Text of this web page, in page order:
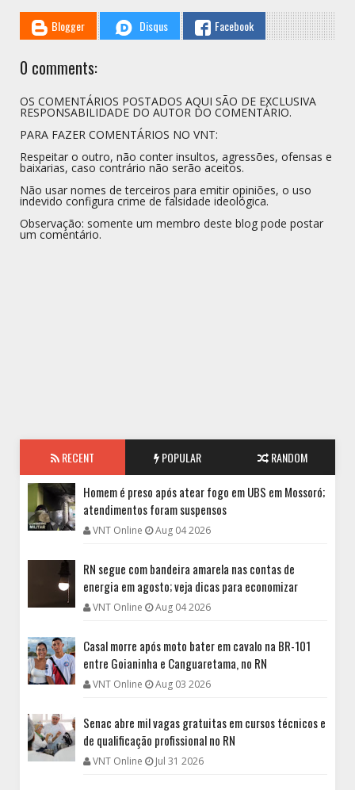
Blogger Disqus Facebook
0 comments:
OS COMENTÁRIOS POSTADOS AQUI SÃO DE EXCLUSIVA
RESPONSABILIDADE DO AUTOR DO COMENTÁRIO.
PARA FAZER COMENTÁRIOS NO VNT:
Respeitar o outro, não conter insultos, agressões, ofensas e
baixarias, caso contrário não serão aceitos.
Não usar nomes de terceiros para emitir opiniões, o uso
indevido configura crime de falsidade ideológica.
Observação: somente um membro deste blog pode postar
um comentário.
RECENT POPULAR RANDOM
Homem é preso após atear fogo em UBS em Mossoró;
atendimentos foram suspensos
VNT Online Aug 04 2026
RN segue com bandeira amarela nas contas de
energia em agosto; veja dicas para economizar
VNT Online Aug 04 2026
Casal morre após moto bater em cavalo na BR-101
entre Goianinha e Canguaretama, no RN
VNT Online Aug 03 2026
Senac abre mil vagas gratuitas em cursos técnicos e
de qualificação profissional no RN
VNT Online Jul 31 2026